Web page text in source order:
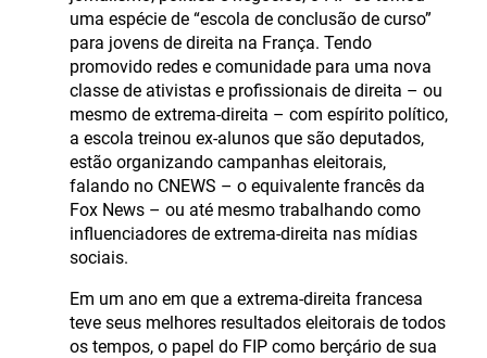
uma espécie de “escola de conclusão de curso”
para jovens de direita na França. Tendo
promovido redes e comunidade para uma nova
classe de ativistas e profissionais de direita – ou
mesmo de extrema-direita – com espírito político,
a escola treinou ex-alunos que são deputados,
estão organizando campanhas eleitorais,
falando no CNEWS – o equivalente francês da
Fox News – ou até mesmo trabalhando como
influenciadores de extrema-direita nas mídias
sociais.
Em um ano em que a extrema-direita francesa
teve seus melhores resultados eleitorais de todos
os tempos, o papel do FIP como berçário de sua